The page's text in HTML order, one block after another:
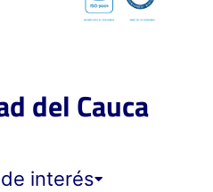
del Cauca
interés